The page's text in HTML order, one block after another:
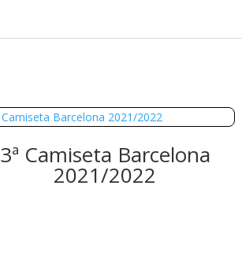
3ª Camiseta Barcelona
2021/2022